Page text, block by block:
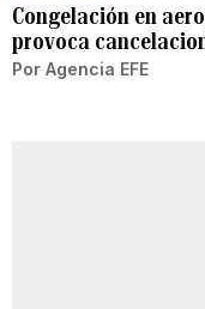
Congelación en
provoca
Por Agencia EFE